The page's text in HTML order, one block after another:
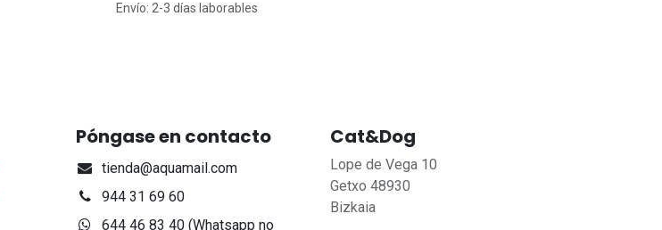
Envío: 2-3 días laborables
Póngase en contacto
tienda@aquamail.com
944 31 69 60
644 46 83 40 (Whatsapp no
Cat&Dog
Lope de Vega 10
Getxo 48930
Bizkaia